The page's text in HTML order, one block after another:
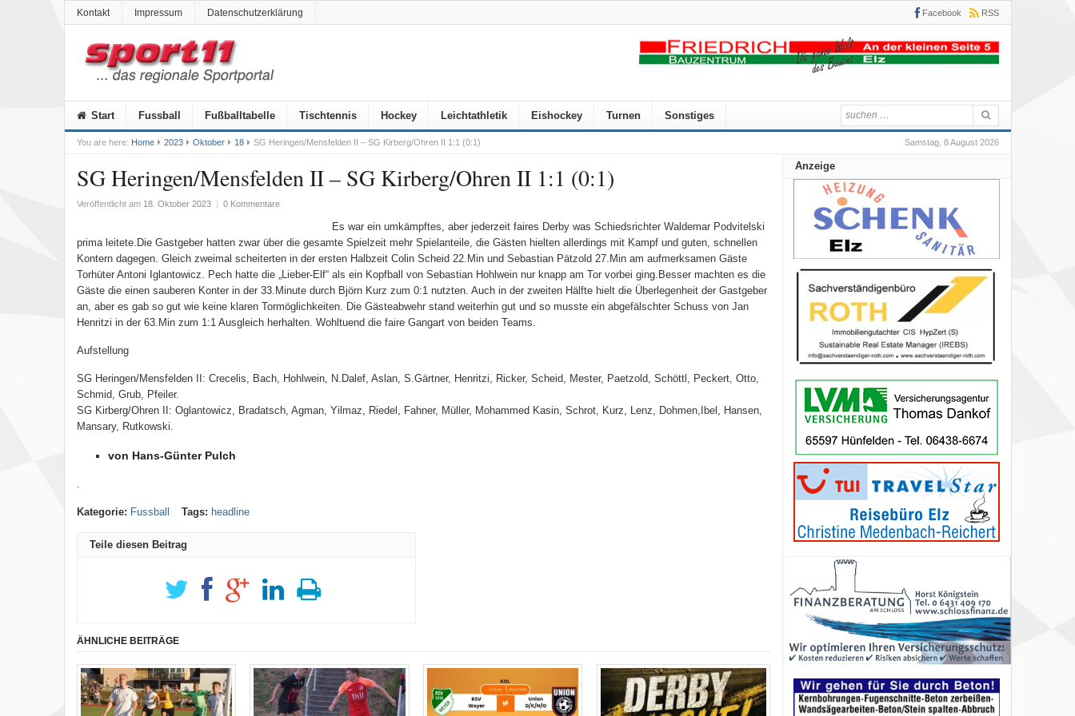
Kontakt Impressum Datenschutzerklärung Facebook RSS
Start Fussball Fußballtabelle Tischtennis Hockey Leichtathletik Eishockey Turnen Sonstiges
Samstag, 8 August 2026
You are here: Home 2023 Oktober 18 SG Heringen/Mensfelden II – SG Kirberg/Ohren II 1:1 (0:1)
SG Heringen/Mensfelden II – SG Kirberg/Ohren II 1:1 (0:1)
Veröffentlicht am 18. Oktober 2023 | 0 Kommentare
Es war ein umkämpftes, aber jederzeit faires Derby was Schiedsrichter Waldemar Podvitelski
prima leitete.Die Gastgeber hatten zwar über die gesamte Spielzeit mehr Spielanteile, die Gästen hielten allerdings mit Kampf und guten, schnellen
Kontern dagegen. Gleich zweimal scheiterten in der ersten Halbzeit Colin Scheid 22.Min und Sebastian Pätzold 27.Min am aufmerksamen Gäste
Torhüter Antoni Iglantowicz. Pech hatte die „Lieber-Elf“ als ein Kopfball von Sebastian Hohlwein nur knapp am Tor vorbei ging.Besser machten es die
Gäste die einen sauberen Konter in der 33.Minute durch Björn Kurz zum 0:1 nutzten. Auch in der zweiten Hälfte hielt die Überlegenheit der Gastgeber
an, aber es gab so gut wie keine klaren Tormöglichkeiten. Die Gästeabwehr stand weiterhin gut und so musste ein abgefälschter Schuss von Jan
Henritzi in der 63.Min zum 1:1 Ausgleich herhalten. Wohltuend die faire Gangart von beiden Teams.
Aufstellung
SG Heringen/Mensfelden II: Crecelis, Bach, Hohlwein, N.Dalef, Aslan, S.Gärtner, Henritzi, Ricker, Scheid, Mester, Paetzold, Schöttl, Peckert, Otto,
Schmid, Grub, Pfeiler.
SG Kirberg/Ohren II: Oglantowicz, Bradatsch, Agman, Yilmaz, Riedel, Fahner, Müller, Mohammed Kasin, Schrot, Kurz, Lenz, Dohmen,Ibel, Hansen,
Mansary, Rutkowski.
von Hans-Günter Pulch
.
Kategorie: Fussball Tags: headline
Teile diesen Beitrag
ÄHNLICHE BEITRÄGE
Anzeige